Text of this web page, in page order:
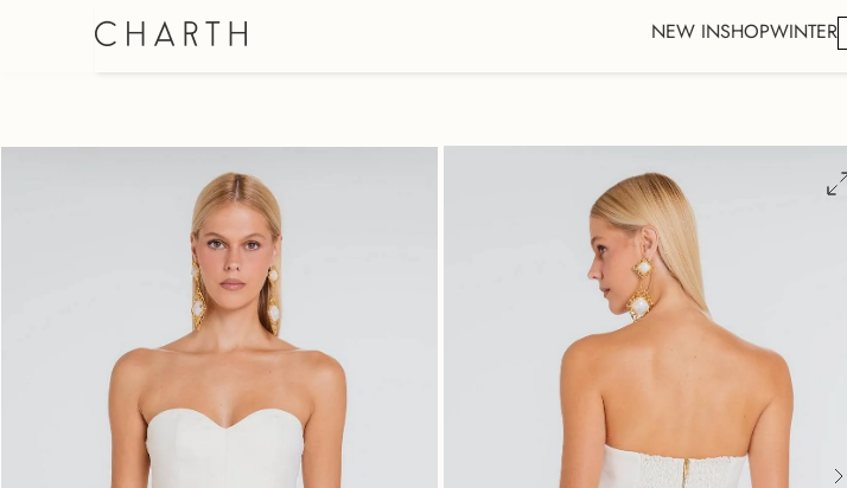
NEW INSHOPWINTER
SHORT SAIA